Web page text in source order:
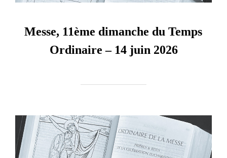
Messe, 11ème dimanche du Temps
Ordinaire – 14 juin 2026